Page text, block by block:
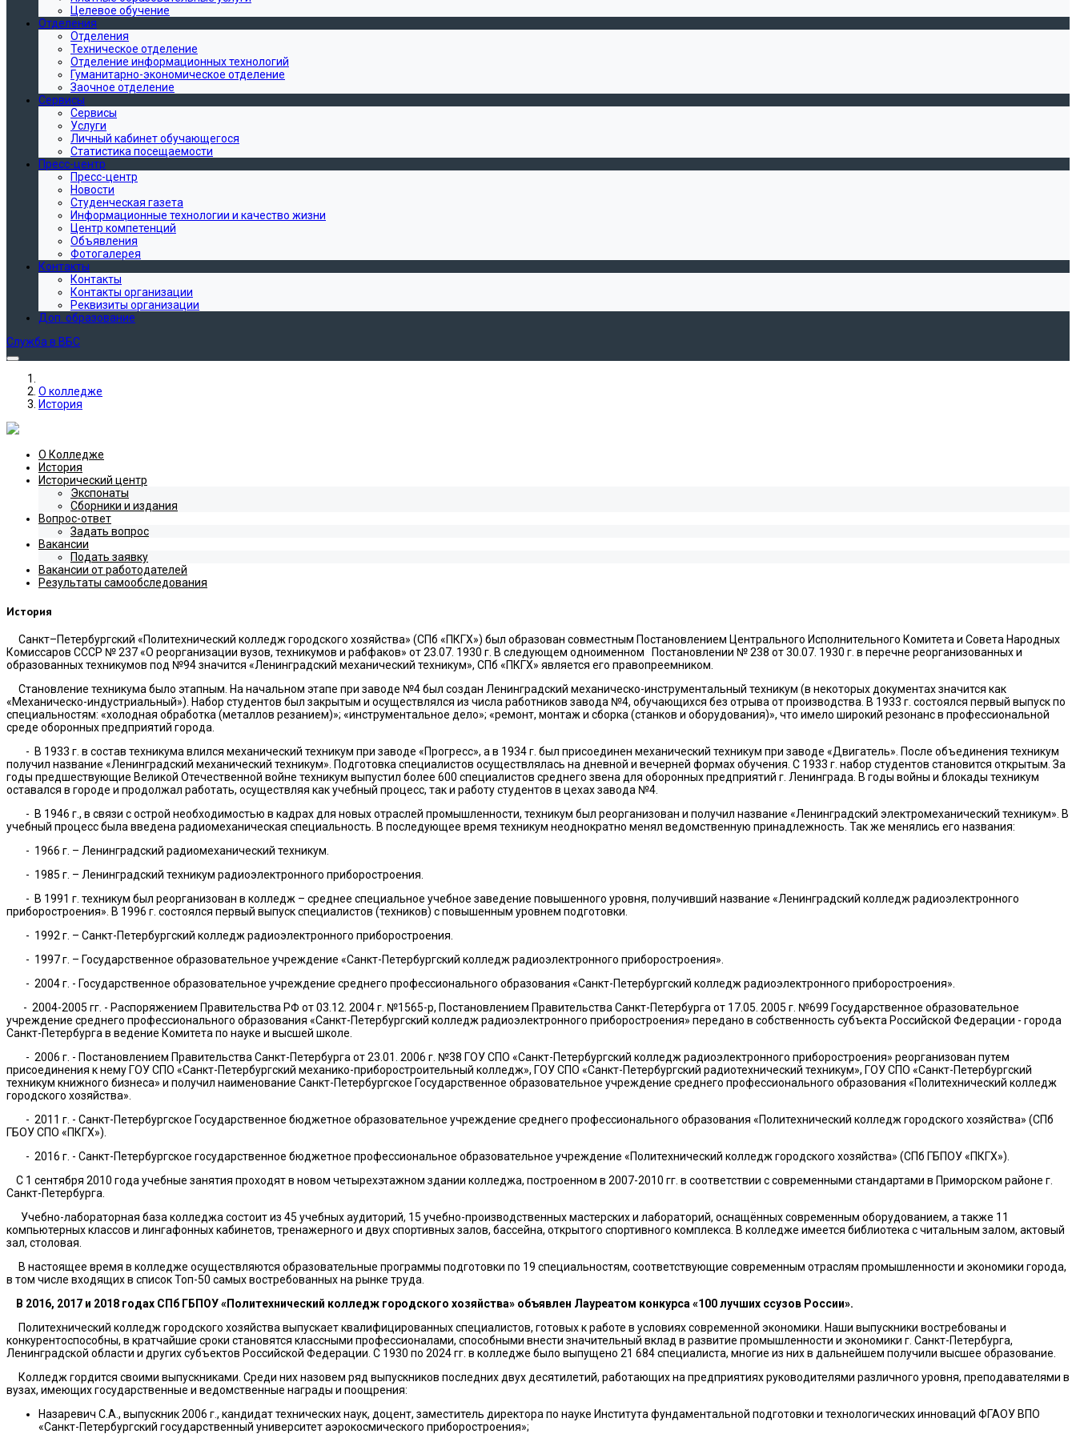
Целевое обучение
Отделения
Отделения
Техническое отделение
Отделение информационных технологий
Гуманитарно-экономическое отделение
Заочное отделение
Сервисы
Сервисы
Услуги
Личный кабинет обучающегося
Статистика посещаемости
Пресс-центр
Пресс-центр
Новости
Студенческая газета
Информационные технологии и качество жизни
Центр компетенций
Объявления
Фотогалерея
Контакты
Контакты
Контакты организации
Реквизиты организации
Доп. образование
Служба в ВБС
О колледже
История
О Колледже
История
Исторический центр
Экспонаты
Сборники и издания
Вопрос-ответ
Задать вопрос
Вакансии
Подать заявку
Вакансии от работодателей
Результаты самообследования
История
Санкт–Петербургский «Политехнический колледж городского хозяйства» (СПб «ПКГХ») был образован совместным Постановлением Центрального Исполнительного Комитета и Совета Народных
Комиссаров СССР № 237 «О реорганизации вузов, техникумов и рабфаков» от 23.07. 1930 г. В следующем одноименном Постановлении № 238 от 30.07. 1930 г. в перечне реорганизованных и
образованных техникумов под №94 значится «Ленинградский механический техникум», СПб «ПКГХ» является его правопреемником.
Становление техникума было этапным. На начальном этапе при заводе №4 был создан Ленинградский механическо-инструментальный техникум (в некоторых документах значится как
«Механическо-индустриальный»). Набор студентов был закрытым и осуществлялся из числа работников завода №4, обучающихся без отрыва от производства. В 1933 г. состоялся первый выпуск по
специальностям: «холодная обработка (металлов резанием)»; «инструментальное дело»; «ремонт, монтаж и сборка (станков и оборудования)», что имело широкий резонанс в профессиональной
среде оборонных предприятий города.
- В 1933 г. в состав техникума влился механический техникум при заводе «Прогресс», а в 1934 г. был присоединен механический техникум при заводе «Двигатель». После объединения техникум
получил название «Ленинградский механический техникум». Подготовка специалистов осуществлялась на дневной и вечерней формах обучения. С 1933 г. набор студентов становится открытым. За
годы предшествующие Великой Отечественной войне техникум выпустил более 600 специалистов среднего звена для оборонных предприятий г. Ленинграда. В годы войны и блокады техникум
оставался в городе и продолжал работать, осуществляя как учебный процесс, так и работу студентов в цехах завода №4.
- В 1946 г., в связи с острой необходимостью в кадрах для новых отраслей промышленности, техникум был реорганизован и получил название «Ленинградский электромеханический техникум». В
учебный процесс была введена радиомеханическая специальность. В последующее время техникум неоднократно менял ведомственную принадлежность. Так же менялись его названия:
- 1966 г. – Ленинградский радиомеханический техникум.
- 1985 г. – Ленинградский техникум радиоэлектронного приборостроения.
- В 1991 г. техникум был реорганизован в колледж – среднее специальное учебное заведение повышенного уровня, получивший название «Ленинградский колледж радиоэлектронного
приборостроения». В 1996 г. состоялся первый выпуск специалистов (техников) с повышенным уровнем подготовки.
- 1992 г. – Санкт-Петербургский колледж радиоэлектронного приборостроения.
- 1997 г. – Государственное образовательное учреждение «Санкт-Петербургский колледж радиоэлектронного приборостроения».
- 2004 г. - Государственное образовательное учреждение среднего профессионального образования «Санкт-Петербургский колледж радиоэлектронного приборостроения».
- 2004-2005 гг. - Распоряжением Правительства РФ от 03.12. 2004 г. №1565-р, Постановлением Правительства Санкт-Петербурга от 17.05. 2005 г. №699 Государственное образовательное
учреждение среднего профессионального образования «Санкт-Петербургский колледж радиоэлектронного приборостроения» передано в собственность субъекта Российской Федерации - города
Санкт-Петербурга в ведение Комитета по науке и высшей школе.
- 2006 г. - Постановлением Правительства Санкт-Петербурга от 23.01. 2006 г. №38 ГОУ СПО «Санкт-Петербургский колледж радиоэлектронного приборостроения» реорганизован путем
присоединения к нему ГОУ СПО «Санкт-Петербургский механико-приборостроительный колледж», ГОУ СПО «Санкт-Петербургский радиотехнический техникум», ГОУ СПО «Санкт-Петербургский
техникум книжного бизнеса» и получил наименование Санкт-Петербургское Государственное образовательное учреждение среднего профессионального образования «Политехнический колледж
городского хозяйства».
- 2011 г. - Санкт-Петербургское Государственное бюджетное образовательное учреждение среднего профессионального образования «Политехнический колледж городского хозяйства» (СПб
ГБОУ СПО «ПКГХ»).
- 2016 г. - Санкт-Петербургское государственное бюджетное профессиональное образовательное учреждение «Политехнический колледж городского хозяйства» (СПб ГБПОУ «ПКГХ»).
С 1 сентября 2010 года учебные занятия проходят в новом четырехэтажном здании колледжа, построенном в 2007-2010 гг. в соответствии с современными стандартами в Приморском районе г.
Санкт-Петербурга.
Учебно-лабораторная база колледжа состоит из 45 учебных аудиторий, 15 учебно-производственных мастерских и лабораторий, оснащённых современным оборудованием, а также 11
компьютерных классов и лингафонных кабинетов, тренажерного и двух спортивных залов, бассейна, открытого спортивного комплекса. В колледже имеется библиотека с читальным залом, актовый
зал, столовая.
В настоящее время в колледже осуществляются образовательные программы подготовки по 19 специальностям, соответствующие современным отраслям промышленности и экономики города,
в том числе входящих в список Топ-50 самых востребованных на рынке труда.
В 2016, 2017 и 2018 годах СПб ГБПОУ «Политехнический колледж городского хозяйства» объявлен Лауреатом конкурса «100 лучших ссузов России».
Политехнический колледж городского хозяйства выпускает квалифицированных специалистов, готовых к работе в условиях современной экономики. Наши выпускники востребованы и
конкурентоспособны, в кратчайшие сроки становятся классными профессионалами, способными внести значительный вклад в развитие промышленности и экономики г. Санкт-Петербурга,
Ленинградской области и других субъектов Российской Федерации. С 1930 по 2024 гг. в колледже было выпущено 21 684 специалиста, многие из них в дальнейшем получили высшее образование.
Колледж гордится своими выпускниками. Среди них назовем ряд выпускников последних двух десятилетий, работающих на предприятиях руководителями различного уровня, преподавателями в
вузах, имеющих государственные и ведомственные награды и поощрения:
Назаревич С.А., выпускник 2006 г., кандидат технических наук, доцент, заместитель директора по науке Института фундаментальной подготовки и технологических инноваций ФГАОУ ВПО
«Санкт-Петербургский государственный университет аэрокосмического приборостроения»;